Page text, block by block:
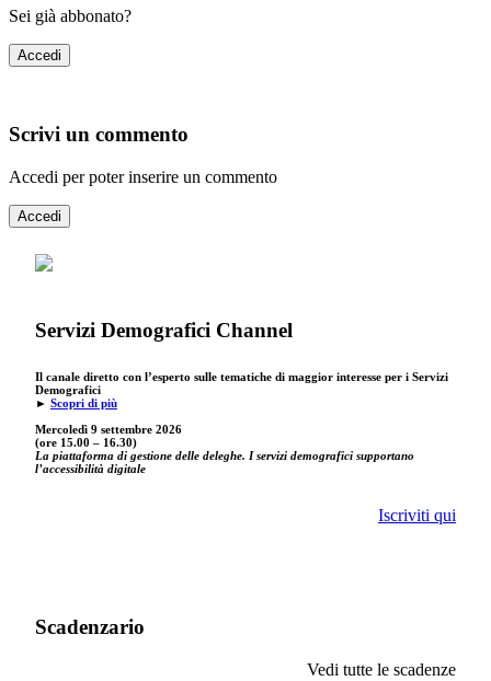
Sei già abbonato?
Accedi
Scrivi un commento
Accedi per poter inserire un commento
Accedi
Servizi Demografici Channel
Il canale diretto con l’esperto sulle tematiche di maggior interesse per i Servizi
Demografici
► Scopri di più
Mercoledì 9 settembre 2026
(ore 15.00 – 16.30)
La piattaforma di gestione delle deleghe. I servizi demografici supportano
l’accessibilità digitale
Iscriviti qui
Scadenzario
Vedi tutte le scadenze